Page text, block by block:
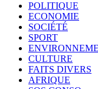
POLITIQUE
ECONOMIE
SOCIÉTÉ
SPORT
CULTURE
FAITS DIVERS
AFRIQUE